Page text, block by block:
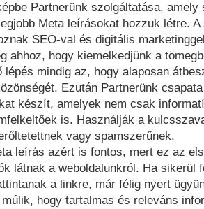
Partnerünk szolgáltatása, amely
Meta leírásokat hozzuk létre.
SEO-val és digitális
ahhoz, hogy kiemelkedjünk a
lépés mindig az, hogy alaposan
Ezután Partnerünk
készít, amelyek nem csak
is. Használják a
vagy spamszerűnek.
leírás azért is fontos, mert ez az
látnak a weboldalunkról. Ha sikerül
a linkre, már félig nyert
hogy tartalmas és releváns